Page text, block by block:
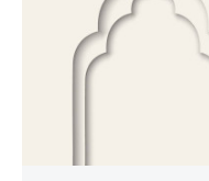
Կիրակի-08․03 Երևան Կենտրոն Իսակովի
պողոտա 3/7 09:00-
Երևան Կենտրոն